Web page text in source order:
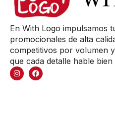
En With Logo impulsamos
promocionales de alta
competitivos por volumen
que cada detalle hable